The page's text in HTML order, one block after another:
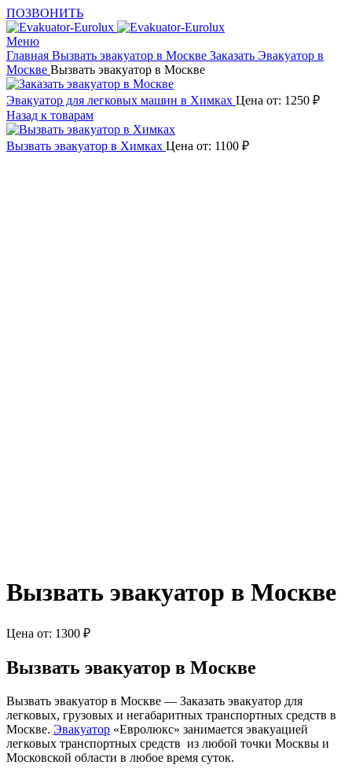
ПОЗВОНИТЬ
Меню
Главная Вызвать эвакуатор в Москве Заказать Эвакуатор в
Москве Вызвать эвакуатор в Москве
Эвакуатор для легковых машин в Химках Цена от: 1250 ₽
Назад к товарам
Вызвать эвакуатор в Химках Цена от: 1100 ₽
Вызвать эвакуатор в Москве
Цена от: 1300 ₽
Вызвать эвакуатор в Москве
Вызвать эвакуатор в Москве — Заказать эвакуатор для
легковых, грузовых и негабаритных транспортных средств в
Москве. Эвакуатор «Евролюкс» занимается эвакуацией
легковых транспортных средств из любой точки Москвы и
Московской области в любое время суток.